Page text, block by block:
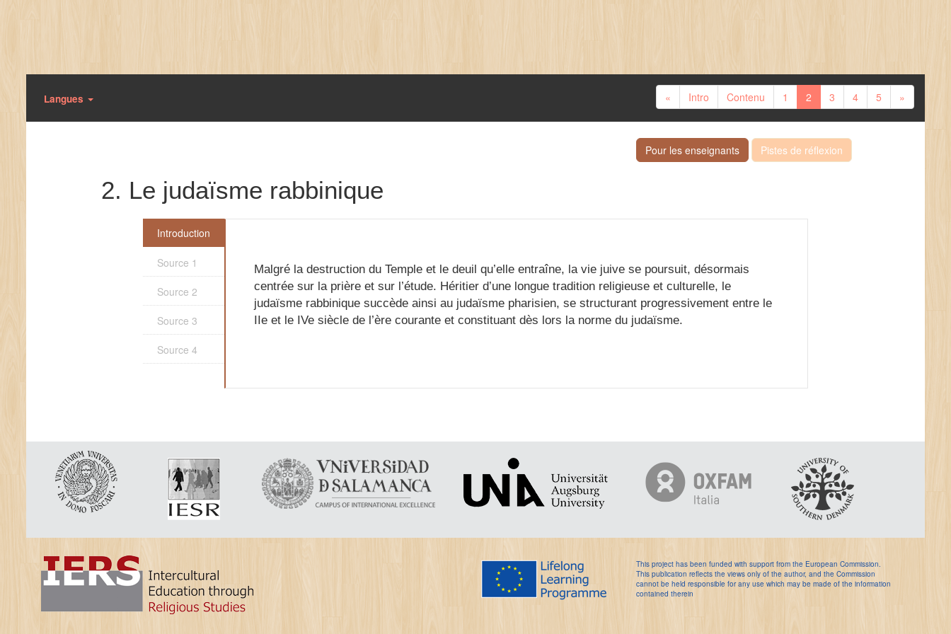
« Intro Contenu 1 2 3 4 5 »
Langues
Pour les enseignants Pistes de réflexion
2. Le judaïsme rabbinique
Introduction
Source 1
Source 2
Source 3
Source 4
Malgré la destruction du Temple et le deuil qu’elle entraîne, la vie juive se poursuit, désormais
centrée sur la prière et sur l’étude. Héritier d’une longue tradition religieuse et culturelle, le
judaïsme rabbinique succède ainsi au judaïsme pharisien, se structurant progressivement entre le
IIe et le IVe siècle de l’ère courante et constituant dès lors la norme du judaïsme.
This project has been funded with support from the European Commission.
This publication reflects the views only of the author, and the Commission
cannot be held responsible for any use which may be made of the information
contained therein